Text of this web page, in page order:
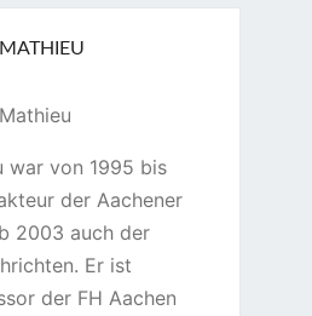
war von 1995 bis
der Aachener
2003 auch der
Er ist
der FH Aachen